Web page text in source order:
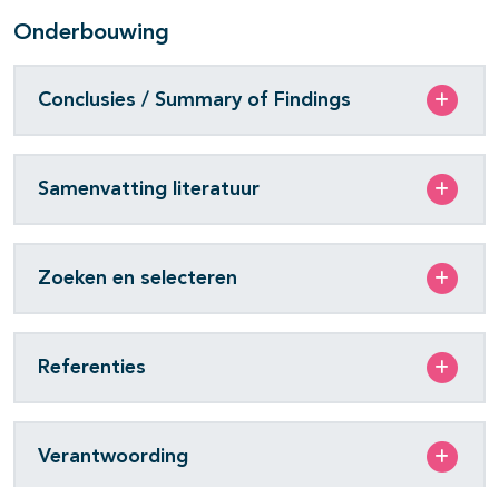
Onderbouwing
Conclusies / Summary of Findings
Samenvatting literatuur
Zoeken en selecteren
Referenties
Verantwoording